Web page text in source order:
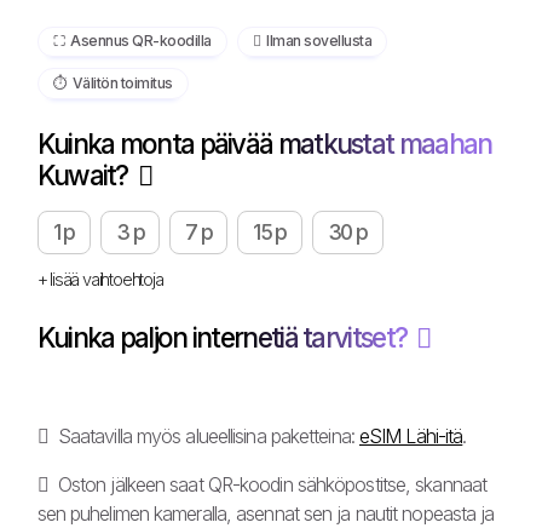
⛶️️ Asennus QR-koodilla ️ Ilman sovellusta
⏱️️ Välitön toimitus
Kuinka monta päivää matkustat maahan
Kuwait?
1 p 3 p 7 p 15 p 30 p
+ lisää vaihtoehtoja
Kuinka paljon internetiä tarvitset?
Saatavilla myös alueellisina paketteina: eSIM Lähi-itä.
Oston jälkeen saat QR-koodin sähköpostitse, skannaat
sen puhelimen kameralla, asennat sen ja nautit nopeasta ja